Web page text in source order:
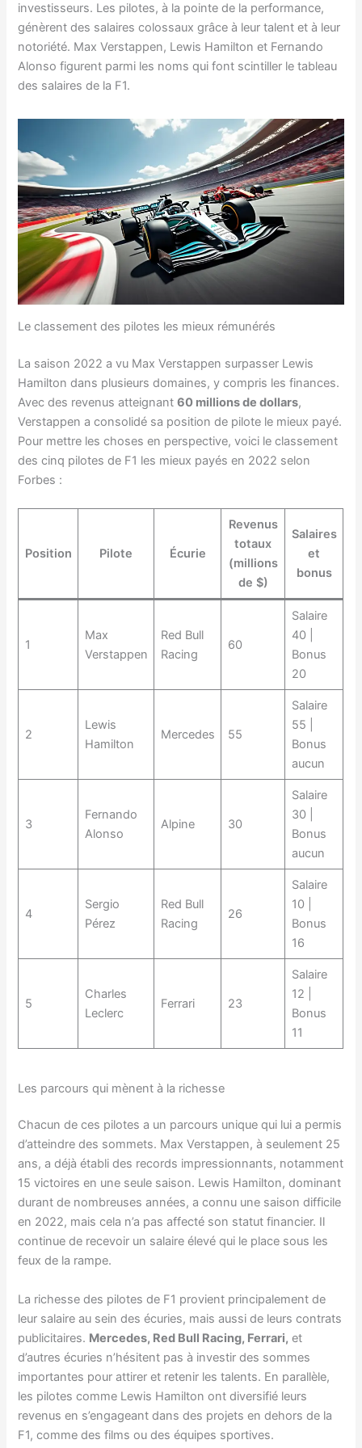
investisseurs. Les pilotes, à la pointe de la performance,
génèrent des salaires colossaux grâce à leur talent et à leur
notoriété. Max Verstappen, Lewis Hamilton et Fernando
Alonso figurent parmi les noms qui font scintiller le tableau
des salaires de la F1.
Le classement des pilotes les mieux rémunérés
La saison 2022 a vu Max Verstappen surpasser Lewis
Hamilton dans plusieurs domaines, y compris les finances.
Avec des revenus atteignant60 millions de dollars,
Verstappen a consolidé sa position de pilote le mieux payé.
Pour mettre les choses en perspective, voici le classement
des cinq pilotes de F1 les mieux payés en 2022 selon
Forbes :
Position Pilote Écurie
Revenus
totaux
(millions
de $)
Salaires
et
bonus
1
Max
Verstappen
Red Bull
Racing
60
Salaire
40 |
Bonus
20
2
Lewis
Hamilton
Mercedes 55
Salaire
55 |
Bonus
aucun
3
Fernando
Alonso
Alpine 30
Salaire
30 |
Bonus
aucun
4
Sergio
Pérez
Red Bull
Racing
26
Salaire
10 |
Bonus
16
5
Charles
Leclerc
Ferrari 23
Salaire
12 |
Bonus
11
Les parcours qui mènent à la richesse
Chacun de ces pilotes a un parcours unique qui lui a permis
d’atteindre des sommets. Max Verstappen, à seulement 25
ans, a déjà établi des records impressionnants, notamment
15 victoires en une seule saison. Lewis Hamilton, dominant
durant de nombreuses années, a connu une saison difficile
en 2022, mais cela n’a pas affecté son statut financier. Il
continue de recevoir un salaire élevé qui le place sous les
feux de la rampe.
La richesse des pilotes de F1 provient principalement de
leur salaire au sein des écuries, mais aussi de leurs contrats
publicitaires. Mercedes, Red Bull Racing, Ferrari, et
d’autres écuries n’hésitent pas à investir des sommes
importantes pour attirer et retenir les talents. En parallèle,
les pilotes comme Lewis Hamilton ont diversifié leurs
revenus en s’engageant dans des projets en dehors de la
F1, comme des films ou des équipes sportives.